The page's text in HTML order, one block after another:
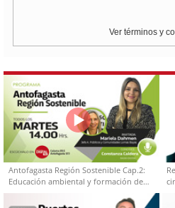
Ver términos y
Antofagasta Región Sostenible Cap.2:
Educación ambiental y formación de
capacidades técnicas